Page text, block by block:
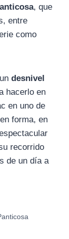
, que
entre
como
desnivel
hacerlo en
en uno de
forma, en
recorrido
de un día a